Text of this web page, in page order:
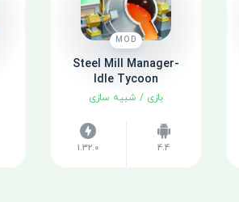
MOD
Steel Mill Manager-
Idle Tycoon
بازی / شبیه سازی
4.4
1.32.0